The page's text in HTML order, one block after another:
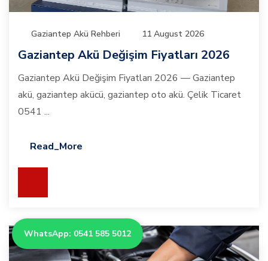
Gaziantep Akü Rehberi 11 August 2026
Gaziantep Akü Değişim Fiyatları 2026
Gaziantep Akü Değişim Fiyatları 2026 — Gaziantep
akü, gaziantep akücü, gaziantep oto akü. Çelik Ticaret
0541 ...
Read_More
WhatsApp: 0541 585 5012